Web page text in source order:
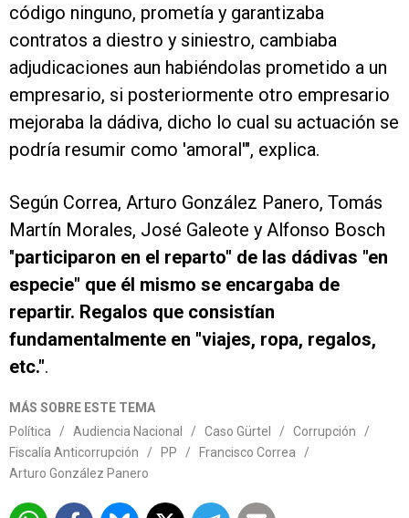
código ninguno, prometía y garantizaba
contratos a diestro y siniestro, cambiaba
adjudicaciones aun habiéndolas prometido a un
empresario, si posteriormente otro empresario
mejoraba la dádiva, dicho lo cual su actuación se
podría resumir como 'amoral'", explica.
Según Correa, Arturo González Panero, Tomás
Martín Morales, José Galeote y Alfonso Bosch
"participaron en el reparto" de las dádivas "en
especie" que él mismo se encargaba de
repartir. Regalos que consistían
fundamentalmente en "viajes, ropa, regalos,
etc.".
MÁS SOBRE ESTE TEMA
Política
/ Audiencia Nacional / Caso Gürtel / Corrupción
/
Fiscalía Anticorrupción
/ PP / Francisco Correa
/
Arturo González Panero